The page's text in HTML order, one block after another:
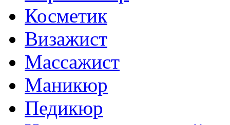
Косметик
Визажист
Массажист
Маникюр
Педикюр